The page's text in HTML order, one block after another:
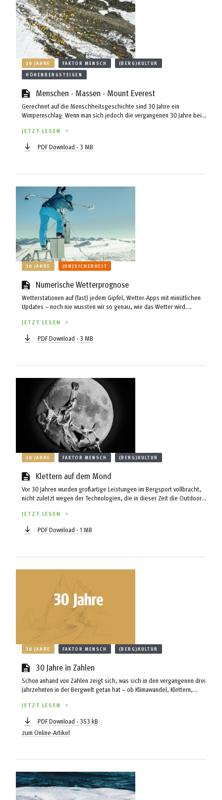
30 JAHRE FAKTOR MENSCH
(BERG)KULTUR
HÖHENBERGSTEIGEN
Menschen - Massen - Mount Everest
Gerechnet auf die Menschheitsgeschichte sind 30 Jahre ein
Wimpernschlag. Wenn man sich jedoch die vergangenen 30 Jahre beim
Evolution im Schnelldurchlauf, die Kritiker auch als Rückschritt
bezeichnen.
JETZT LESEN
PDF Download - 3 MB
30 JAHRE (UN)SICHERHEIT
Numerische Wetterprognose
Wetterstationen auf (fast) jedem Gipfel, Wetter-Apps mit minütlichen
Updates – noch nie wussten wir so genau, wie das Wetter wird.
erheblichen Sicherheitsgewinn im Bergsport gebracht. Dennoch
bleiben Unsicherheiten und Überraschungspotential.
JETZT LESEN
PDF Download - 3 MB
30 JAHRE FAKTOR MENSCH (BERG)KULTUR
Klettern auf dem Mond
Vor 30 Jahren wurden großartige Leistungen im Bergsport vollbracht,
nicht zuletzt wegen der Technologien, die in dieser Zeit die Outdoor-
Produkte.
JETZT LESEN
PDF Download - 1 MB
30 JAHRE FAKTOR MENSCH (BERG)KULTUR
30 Jahre in Zahlen
Schon anhand von Zahlen zeigt sich, was sich in den vergangenen drei
Jahrzehnten in der Bergwelt getan hat – ob Klimawandel, Klettern,
Frauenbewegung in den Verbänden.
JETZT LESEN
PDF Download - 353 kB
zum Online-Artikel